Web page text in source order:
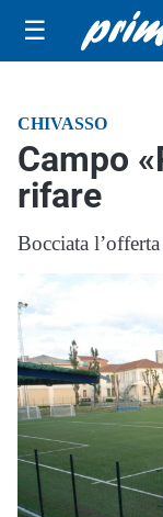
☰
CHIVASSO
Campo
rifare
Bocciata